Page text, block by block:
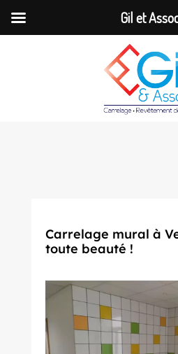
Carrelage mural à
toute beauté !
Gil et